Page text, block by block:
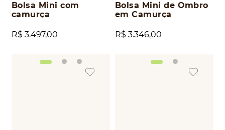
Bolsa Mini com
camurça
R$ 3.497,00
Bolsa Mini de Ombro
em Camurça
R$ 3.346,00